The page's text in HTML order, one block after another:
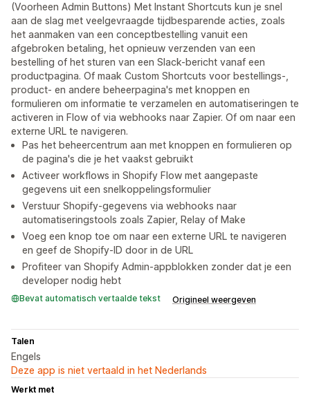
(Voorheen Admin Buttons) Met Instant Shortcuts kun je snel
aan de slag met veelgevraagde tijdbesparende acties, zoals
het aanmaken van een conceptbestelling vanuit een
afgebroken betaling, het opnieuw verzenden van een
bestelling of het sturen van een Slack-bericht vanaf een
productpagina. Of maak Custom Shortcuts voor bestellings-,
product- en andere beheerpagina's met knoppen en
formulieren om informatie te verzamelen en automatiseringen te
activeren in Flow of via webhooks naar Zapier. Of om naar een
externe URL te navigeren.
Pas het beheercentrum aan met knoppen en formulieren op
de pagina's die je het vaakst gebruikt
Activeer workflows in Shopify Flow met aangepaste
gegevens uit een snelkoppelingsformulier
Verstuur Shopify-gegevens via webhooks naar
automatiseringstools zoals Zapier, Relay of Make
Voeg een knop toe om naar een externe URL te navigeren
en geef de Shopify-ID door in de URL
Profiteer van Shopify Admin-appblokken zonder dat je een
developer nodig hebt
Bevat automatisch vertaalde tekst Origineel weergeven
Talen
Engels
Deze app is niet vertaald in het Nederlands
Werkt met